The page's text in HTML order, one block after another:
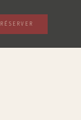
RÉSERVER